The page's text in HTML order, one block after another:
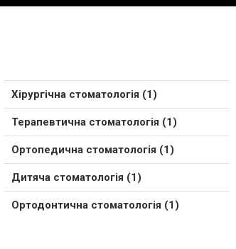
Хірургічна стоматологія (1)
Терапевтична стоматологія (1)
Ортопедична стоматологія (1)
Дитяча стоматологія (1)
Ортодонтична стоматологія (1)